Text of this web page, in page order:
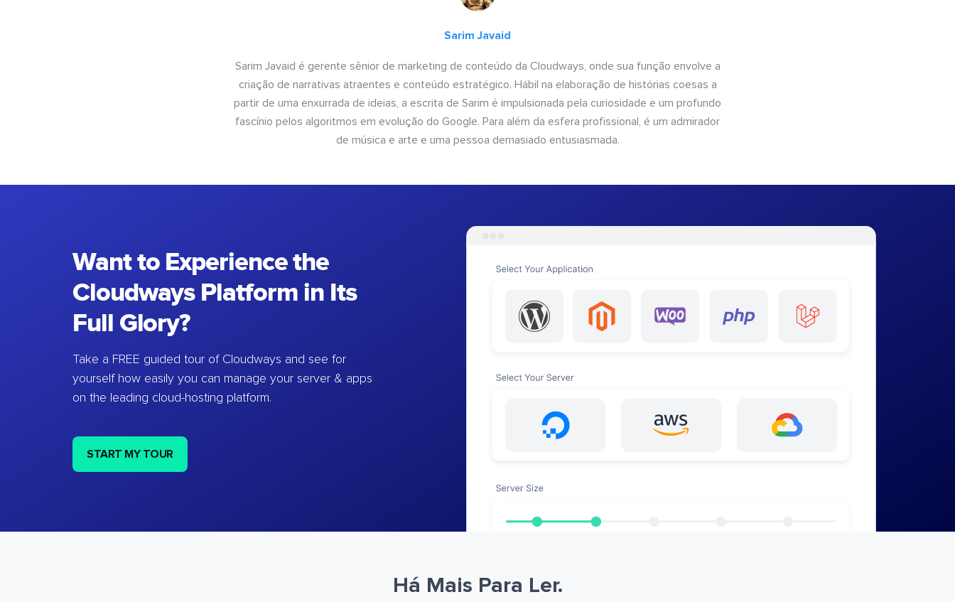
Sarim Javaid
Sarim Javaid é gerente sênior de marketing de conteúdo da Cloudways, onde sua função envolve a
criação de narrativas atraentes e conteúdo estratégico. Hábil na elaboração de histórias coesas a
partir de uma enxurrada de ideias, a escrita de Sarim é impulsionada pela curiosidade e um profundo
fascínio pelos algoritmos em evolução do Google. Para além da esfera profissional, é um admirador
de música e arte e uma pessoa demasiado entusiasmada.
Want to Experience the
Cloudways Platform in Its
Full Glory?
Take a FREE guided tour of Cloudways and see for
yourself how easily you can manage your server & apps
on the leading cloud-hosting platform.
START MY TOUR
Há Mais Para Ler.